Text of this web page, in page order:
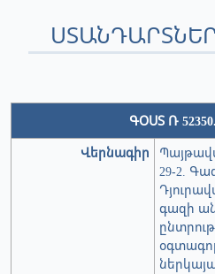
ԳՕՍՏ Ռ
Վերնագիր
29-2.
գազի